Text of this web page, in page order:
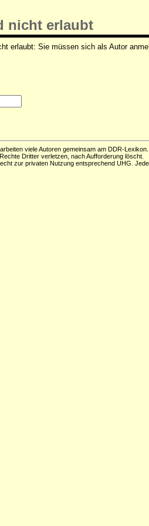
nicht erlaubt
erlaubt: Sie müssen sich als Autor
viele Autoren gemeinsam am DDR-
Dritter verletzen, nach Aufforderung löscht.
zur privaten Nutzung entsprechend UHG.